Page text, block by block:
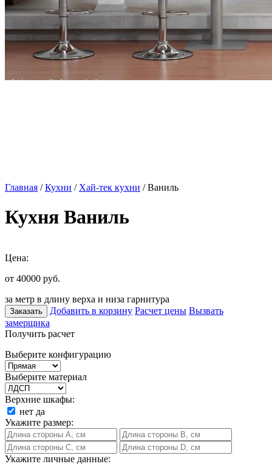
Главная /Кухни / Хай-тек кухни / Ваниль
Кухня Ваниль
Цена:
от 40000 руб.
за метр в длину верха и низа гарнитура
Заказать Добавить в корзину Расчет цены Вызвать
замерщика
Получить расчет
Выберите конфигурацию
Выберите материал
Верхние шкафы:
нет да
Укажите размер:
Укажите личные данные: